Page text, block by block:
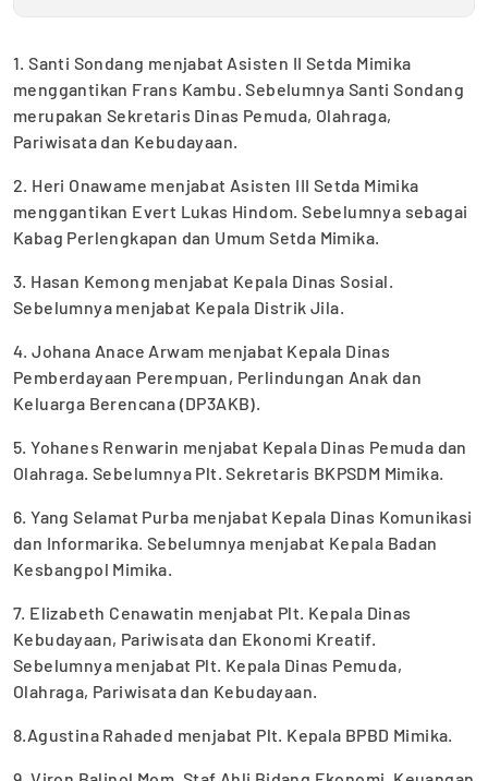
1. Santi Sondang menjabat Asisten II Setda Mimika
menggantikan Frans Kambu. Sebelumnya Santi Sondang
merupakan Sekretaris Dinas Pemuda, Olahraga,
Pariwisata dan Kebudayaan.
2. Heri Onawame menjabat Asisten III Setda Mimika
menggantikan Evert Lukas Hindom. Sebelumnya sebagai
Kabag Perlengkapan dan Umum Setda Mimika.
3. Hasan Kemong menjabat Kepala Dinas Sosial.
Sebelumnya menjabat Kepala Distrik Jila.
4. Johana Anace Arwam menjabat Kepala Dinas
Pemberdayaan Perempuan, Perlindungan Anak dan
Keluarga Berencana (DP3AKB).
5. Yohanes Renwarin menjabat Kepala Dinas Pemuda dan
Olahraga. Sebelumnya Plt. Sekretaris BKPSDM Mimika.
6. Yang Selamat Purba menjabat Kepala Dinas Komunikasi
dan Informarika. Sebelumnya menjabat Kepala Badan
Kesbangpol Mimika.
7. Elizabeth Cenawatin menjabat Plt. Kepala Dinas
Kebudayaan, Pariwisata dan Ekonomi Kreatif.
Sebelumnya menjabat Plt. Kepala Dinas Pemuda,
Olahraga, Pariwisata dan Kebudayaan.
8.Agustina Rahaded menjabat Plt. Kepala BPBD Mimika.